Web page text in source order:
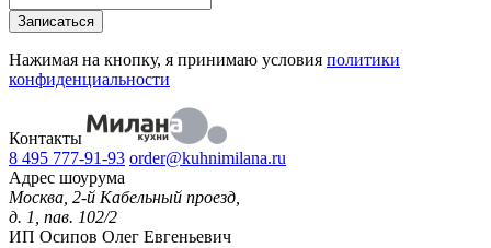
Записаться
Нажимая на кнопку, я принимаю условия политики
конфиденциальности
Контакты
8 495 777-91-93 order@kuhnimilana.ru
Адрес шоурума
Москва, 2-й Кабельный проезд,
д. 1, пав. 102/2
ИП Осипов Олег Евгеньевич